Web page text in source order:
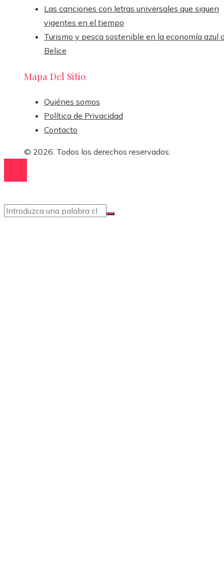
Las canciones con letras universales que siguen
vigentes en el tiempo
Turismo y pesca sostenible en la economía azul
Belice
Mapa Del Sitio
Quiénes somos
Política de Privacidad
Contacto
© 2026. Todos los derechos reservados.